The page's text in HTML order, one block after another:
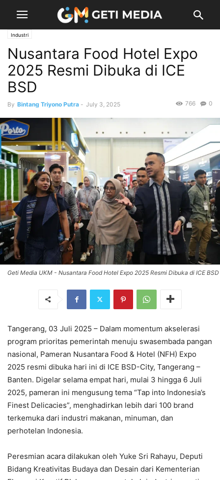
Industri
Nusantara Food Hotel Expo
2025 Resmi Dibuka di ICE
BSD
By Bintang Triyono Putra - July 3, 2025 0
766
Geti Media UKM - Nusantara Food Hotel Expo 2025 Resmi Dibuka di ICE BSD
Tangerang, 03 Juli 2025 – Dalam momentum akselerasi
program prioritas pemerintah menuju swasembada pangan
nasional, Pameran Nusantara Food & Hotel (NFH) Expo
2025 resmi dibuka hari ini di ICE BSD-City, Tangerang –
Banten. Digelar selama empat hari, mulai 3 hingga 6 Juli
2025, pameran ini mengusung tema “Tap into Indonesia’s
Finest Delicacies”, menghadirkan lebih dari 100 brand
terkemuka dari industri makanan, minuman, dan
perhotelan Indonesia.
Peresmian acara dilakukan oleh Yuke Sri Rahayu, Deputi
Bidang Kreativitas Budaya dan Desain dari Kementerian